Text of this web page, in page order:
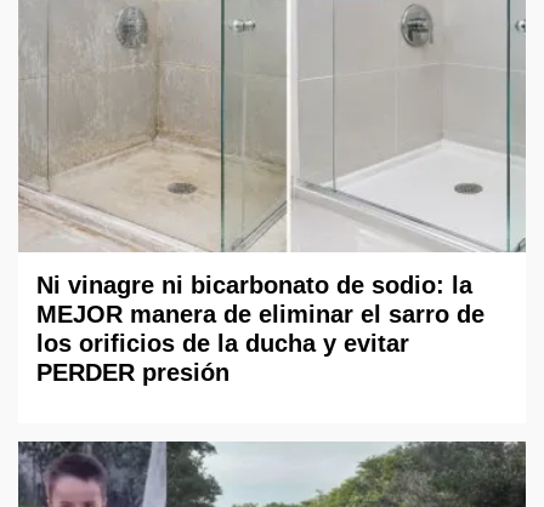
Ni vinagre ni bicarbonato de sodio: la
MEJOR manera de eliminar el sarro de
los orificios de la ducha y evitar
PERDER presión